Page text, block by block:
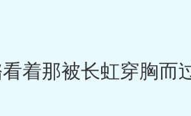
那被长虹穿胸而